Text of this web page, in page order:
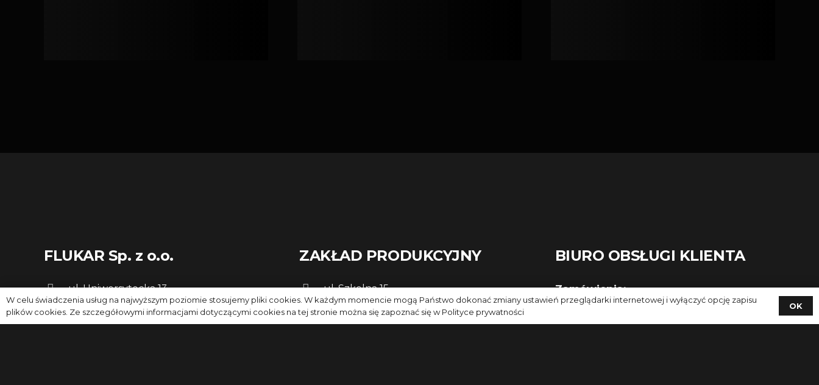
FLUKAR Sp. z o.o.
ul. Uniwersytecka 13
40-007 Katowice
+48 32 700 22 50
ZAKŁAD PRODUKCYJNY
ul. Szkolna 15
47-225 Kędzierzyn Koźle
+48 453 062 542
BIURO OBSŁUGI KLIENTA
Zamówienia:
+48 797 734 446
+48 505 134 630
W celu świadczenia usług na najwyższym poziomie stosujemy pliki cookies. W każdym momencie mogą Państwo dokonać zmiany ustawień przeglądarki internetowej i wyłączyć opcję zapisu
plików cookies. Ze szczegółowymi informacjami dotyczącymi cookies na tej stronie można się zapoznać się wPolityce prywatności
OK